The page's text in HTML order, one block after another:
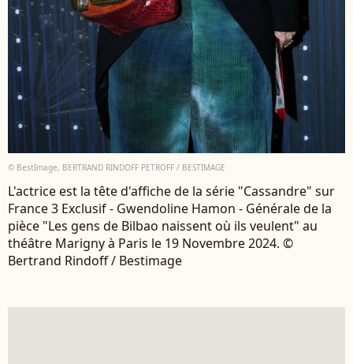
© BestImage, BERTRAND RINDOFF PETROFF / BESTIMAGE
L'actrice est la tête d'affiche de la série "Cassandre" sur
France 3 Exclusif - Gwendoline Hamon - Générale de la
pièce "Les gens de Bilbao naissent où ils veulent" au
théâtre Marigny à Paris le 19 Novembre 2024. ©
Bertrand Rindoff / Bestimage